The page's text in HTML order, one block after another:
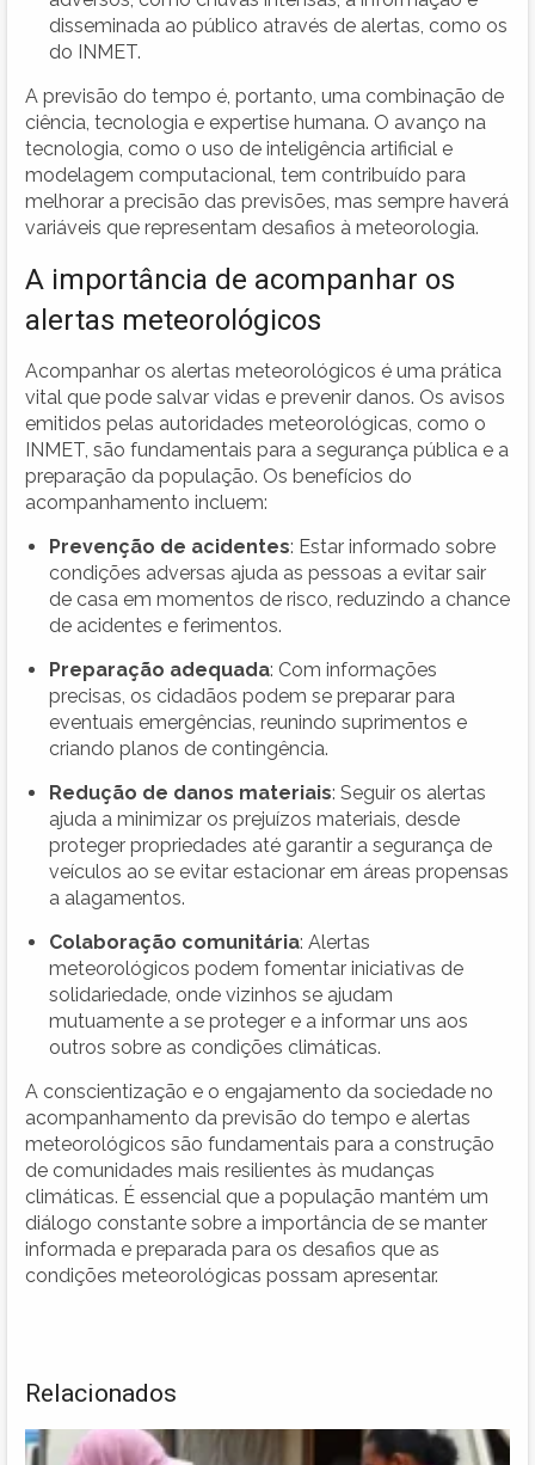
disseminada ao público através de alertas, como os
do INMET.
A previsão do tempo é, portanto, uma combinação de
ciência, tecnologia e expertise humana. O avanço na
tecnologia, como o uso de inteligência artificial e
modelagem computacional, tem contribuído para
melhorar a precisão das previsões, mas sempre haverá
variáveis que representam desafios à meteorologia.
A importância de acompanhar os
alertas meteorológicos
Acompanhar os alertas meteorológicos é uma prática
vital que pode salvar vidas e prevenir danos. Os avisos
emitidos pelas autoridades meteorológicas, como o
INMET, são fundamentais para a segurança pública e a
preparação da população. Os benefícios do
acompanhamento incluem:
Prevenção de acidentes: Estar informado sobre
condições adversas ajuda as pessoas a evitar sair
de casa em momentos de risco, reduzindo a chance
de acidentes e ferimentos.
Preparação adequada: Com informações
precisas, os cidadãos podem se preparar para
eventuais emergências, reunindo suprimentos e
criando planos de contingência.
Redução de danos materiais: Seguir os alertas
ajuda a minimizar os prejuízos materiais, desde
proteger propriedades até garantir a segurança de
veículos ao se evitar estacionar em áreas propensas
a alagamentos.
Colaboração comunitária: Alertas
meteorológicos podem fomentar iniciativas de
solidariedade, onde vizinhos se ajudam
mutuamente a se proteger e a informar uns aos
outros sobre as condições climáticas.
A conscientização e o engajamento da sociedade no
acompanhamento da previsão do tempo e alertas
meteorológicos são fundamentais para a construção
de comunidades mais resilientes às mudanças
climáticas. É essencial que a população mantém um
diálogo constante sobre a importância de se manter
informada e preparada para os desafios que as
condições meteorológicas possam apresentar.
Relacionados